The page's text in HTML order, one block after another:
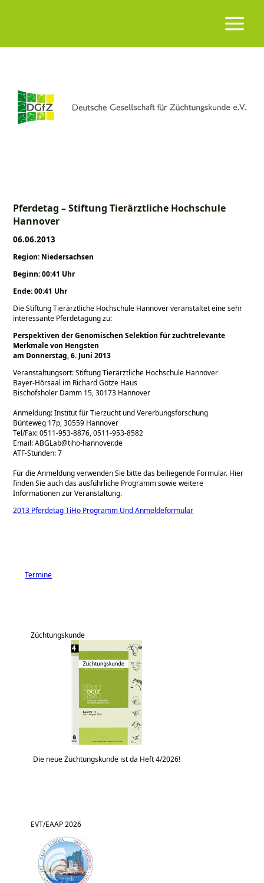
Pferdetag – Stiftung Tierärztliche Hochschule
Hannover
06.06.2013
Region: Niedersachsen
Beginn: 00:41 Uhr
Ende: 00:41 Uhr
Die Stiftung Tierärztliche Hochschule Hannover veranstaltet eine sehr
interessante Pferdetagung zu:
Perspektiven der Genomischen Selektion für zuchtrelevante
Merkmale von Hengsten
am Donnerstag, 6. Juni 2013
Veranstaltungsort: Stiftung Tierärztliche Hochschule Hannover
Bayer-Hörsaal im Richard Götze Haus
Bischofsholer Damm 15, 30173 Hannover
Anmeldung: Institut für Tierzucht und Vererbungsforschung
Bünteweg 17p, 30559 Hannover
Tel/Fax: 0511-953-8876, 0511-953-8582
Email: ABGLab@tiho-hannover.de
ATF-Stunden: 7
Für die Anmeldung verwenden Sie bitte das beiliegende Formular. Hier
finden Sie auch das ausführliche Programm sowie weitere
Informationen zur Veranstaltung.
2013 Pferdetag TiHo Programm Und Anmeldeformular
Termine
Züchtungskunde
Die neue Züchtungskunde ist da Heft 4/2026!
EVT/EAAP 2026